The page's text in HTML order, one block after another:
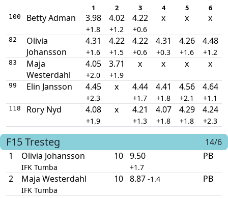
1 2 3 4 5 6
100 Betty Adman 3.98
+1.8
4.02
+1.2
4.22
+0.6
x x x
82
Olivia
Johansson
4.31
+1.6
4.22
+1.5
4.22
+0.6
4.31
+0.3
4.26
+1.6
4.48
+1.2
83
Maja
Westerdahl
4.05
+2.0
3.71
+1.9
x x x x
99 Elin Jansson 4.45
+2.3
x 4.44
+1.7
4.41
+1.8
4.56
+2.1
4.64
+1.1
118 Rory Nyd 4.08
+1.9
x 4.21
+1.3
4.07
+1.8
4.29
+1.8
4.24
+2.3
F15Tresteg
14/6
1
Olivia Johansson
IFK Tumba
10 9.50
+1.7
PB
2 Maja Westerdahl
IFK Tumba
10 8.87 -1.4 PB